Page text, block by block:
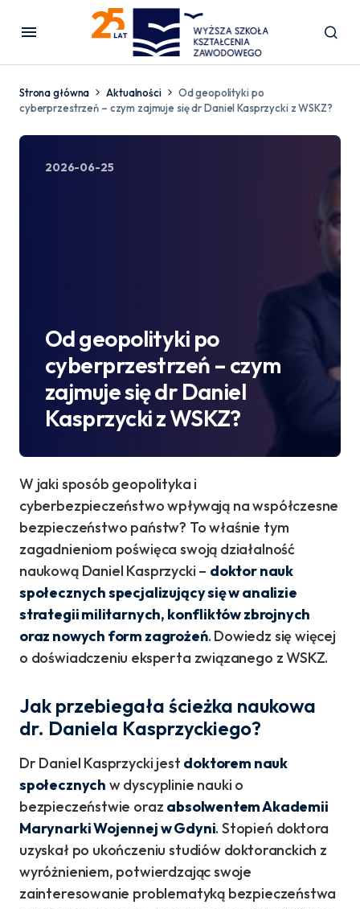
Strona główna Aktualności
Od geopolityki po
cyberprzestrzeń – czym zajmuje się dr Daniel Kasprzycki z WSKZ?
2026-06-25
Od geopolityki po
cyberprzestrzeń – czym
zajmuje się dr Daniel
Kasprzycki z WSKZ?
W jaki sposób geopolityka i
cyberbezpieczeństwo wpływają na współczesne
bezpieczeństwo państw? To właśnie tym
zagadnieniom poświęca swoją działalność
naukową Daniel Kasprzycki – doktor nauk
społecznych specjalizujący się w analizie
strategii militarnych, konfliktów zbrojnych
oraz nowych form zagrożeń. Dowiedz się więcej
o doświadczeniu eksperta związanego z WSKZ.
Jak przebiegała ścieżka naukowa
dr. Daniela Kasprzyckiego?
Dr Daniel Kasprzycki jest doktorem nauk
społecznych w dyscyplinie nauki o
bezpieczeństwie oraz absolwentem Akademii
Marynarki Wojennej w Gdyni. Stopień doktora
uzyskał po ukończeniu studiów doktoranckich z
wyróżnieniem, potwierdzając swoje
zainteresowanie problematyką bezpieczeństwa